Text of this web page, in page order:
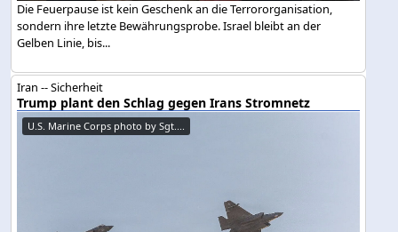
Die Feuerpause ist kein Geschenk an die Terrororganisation,
sondern ihre letzte Bewährungsprobe. Israel bleibt an der
Gelben Linie, bis...
Iran -- Sicherheit
Trump plant den Schlag gegen Irans Stromnetz
U.S. Marine Corps photo by Sgt....